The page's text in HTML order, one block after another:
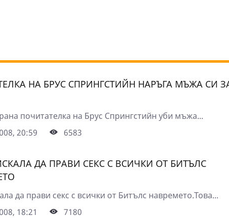
НА БРУС СПРИНГСТИЙН НАРЪГА МЪЖА СИ
почитателка на Брус Спрингстийн уби мъжа...
20:59
6583
ДА ПРАВИ СЕКС С ВСИЧКИ ОТ БИТЪЛС
да прави секс с всички от Битълс навремето.Това...
18:21
7180